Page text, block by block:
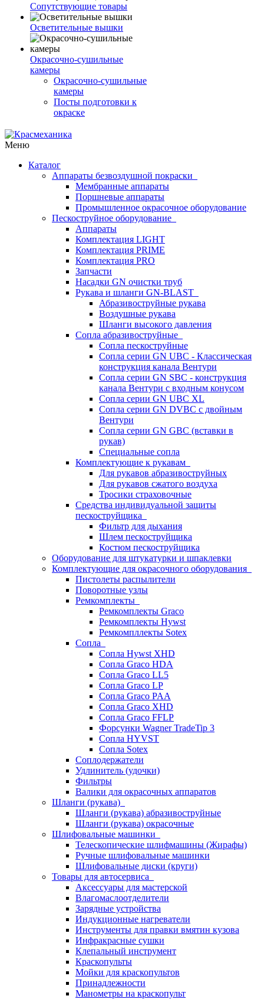
Сопутствующие товары
Осветительные вышки
Окрасочно-сушильные
камеры
Окрасочно-сушильные
камеры
Посты подготовки к
окраске
Меню
Каталог
Аппараты безвоздушной покраски
Мембранные аппараты
Поршневые аппараты
Промышленное окрасочное оборудование
Пескоструйное оборудование
Аппараты
Комплектация LIGHT
Комплектация PRIME
Комплектация PRO
Запчасти
Насадки GN очистки труб
Рукава и шланги GN-BLAST
Абразивоструйные рукава
Воздушные рукава
Шланги высокого давления
Сопла абразивоструйные
Сопла пескоструйные
Сопла серии GN UBC - Классическая
конструкция канала Вентури
Сопла серии GN SBC - конструкция
канала Вентури c входным конусом
Сопла серии GN UBC XL
Сопла серии GN DVBC с двойным
Вентури
Сопла серии GN GBC (вставки в
рукав)
Специальные сопла
Комплектующие к рукавам
Для рукавов абразивоструйных
Для рукавов сжатого воздуха
Тросики страховочные
Средства индивидуальной защиты
пескоструйщика
Фильтр для дыхания
Шлем пескоструйщика
Костюм пескоструйщика
Оборудование для штукатурки и шпаклевки
Комплектующие для окрасочного оборудования
Пистолеты распылители
Поворотные узлы
Ремкомплекты
Ремкомплекты Graco
Ремкомплекты Hywst
Ремкомпллекты Sotex
Сопла
Сопла Hywst XHD
Сопла Graco HDA
Сопла Graco LL5
Сопла Graco LP
Сопла Graco PAA
Сопла Graco XHD
Сопла Graco FFLP
Форсунки Wagner TradeTip 3
Сопла HYVST
Сопла Sotex
Соплодержатели
Удлинитель (удочки)
Фильтры
Валики для окрасочных аппаратов
Шланги (рукава)
Шланги (рукава) абразивоструйные
Шланги (рукава) окрасочные
Шлифовальные машинки
Телескопические шлифмашины (Жирафы)
Ручные шлифовальные машинки
Шлифовальные диски (круги)
Товары для автосервиса
Аксессуары для мастерской
Влагомаслоотделители
Зарядные устройства
Индукционные нагреватели
Инструменты для правки вмятин кузова
Инфракрасные сушки
Клепальный инструмент
Краскопульты
Мойки для краскопультов
Принадлежности
Манометры на краскопульт